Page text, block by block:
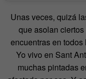
Unas veces, quizá
que asolan
encuentras en
Yo vivo en Sant
muchas pintadas